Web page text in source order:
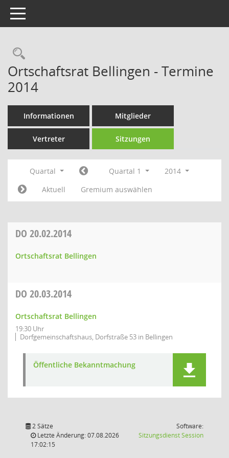
Toggle navigation
Rechercheauswahl
Ortschaftsrat Bellingen - Termine
2014
Informationen Mitglieder
Vertreter Sitzungen
Quartal Quartal 1
2014
Aktuell
Gremium auswählen
DO 20.02.2014
Ortschaftsrat Bellingen
DO 20.03.2014
Ortschaftsrat Bellingen
19:30 Uhr
Dorfgemeinschaftshaus, Dorfstraße 53 in Bellingen
Öffentliche Bekanntmachung
2 Sätze
Letzte Änderung: 07.08.2026
17:02:15
Software:
SitzungsdienstSession(Wird in